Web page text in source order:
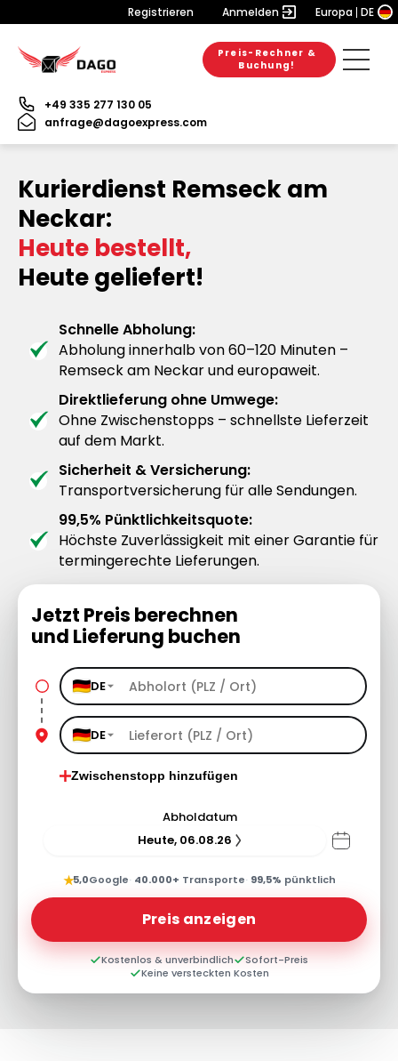
Registrieren Anmelden Europa DE
Preis-Rechner &
Buchung!
+49 335 277 130 05
anfrage@dagoexpress.com
Kurierdienst Remseck am
Neckar:
Heute bestellt,
Heute geliefert!
Schnelle Abholung:
Abholung innerhalb von 60–120 Minuten –
Remseck am Neckar und europaweit.
Direktlieferung ohne Umwege:
Ohne Zwischenstopps – schnellste Lieferzeit
auf dem Markt.
Sicherheit & Versicherung:
Transportversicherung für alle Sendungen.
99,5% Pünktlichkeitsquote:
Höchste Zuverlässigkeit mit einer Garantie für
termingerechte Lieferungen.
Jetzt Preis berechnen
und Lieferung buchen
DE
DE
Zwischenstopp hinzufügen
Abholdatum
Heute, 06.08.26
★5,0Google· 40.000+ Transporte· 99,5% pünktlich
Preis anzeigen
Kostenlos & unverbindlich
Sofort-Preis
Keine versteckten Kosten